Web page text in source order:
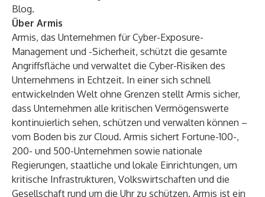
Blog.
Über Armis
Armis, das Unternehmen für Cyber-Exposure-
Management und -Sicherheit, schützt die gesamte
Angriffsfläche und verwaltet die Cyber-Risiken des
Unternehmens in Echtzeit. In einer sich schnell
entwickelnden Welt ohne Grenzen stellt Armis sicher,
dass Unternehmen alle kritischen Vermögenswerte
kontinuierlich sehen, schützen und verwalten können –
vom Boden bis zur Cloud. Armis sichert Fortune-100-,
200- und 500-Unternehmen sowie nationale
Regierungen, staatliche und lokale Einrichtungen, um
kritische Infrastrukturen, Volkswirtschaften und die
Gesellschaft rund um die Uhr zu schützen. Armis ist ein